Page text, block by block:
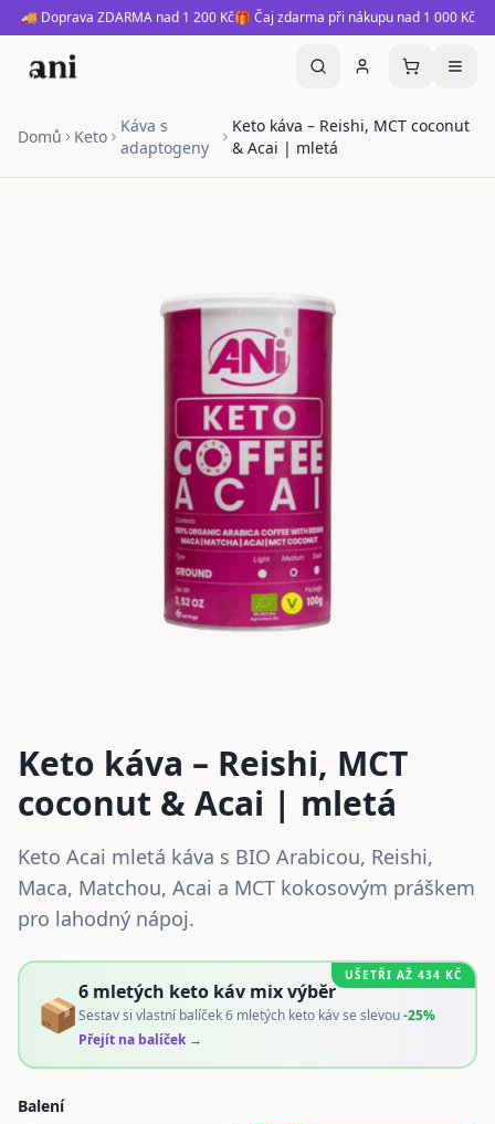
🚚 Doprava ZDARMA nad 1 200 Kč🎁 Čaj zdarma při nákupu nad 1 000 Kč
Domů Keto
Káva s
adaptogeny
Keto káva – Reishi, MCT coconut
& Acai | mletá
Keto káva – Reishi, MCT
coconut & Acai | mletá
Keto Acai mletá káva s BIO Arabicou, Reishi,
Maca, Matchou, Acai a MCT kokosovým práškem
pro lahodný nápoj.
UŠETŘI AŽ 434 KČ
📦6 mletých keto káv mix výběr
Sestav si vlastní balíček 6 mletých keto káv se slevou-25%
Přejít na balíček →
Balení